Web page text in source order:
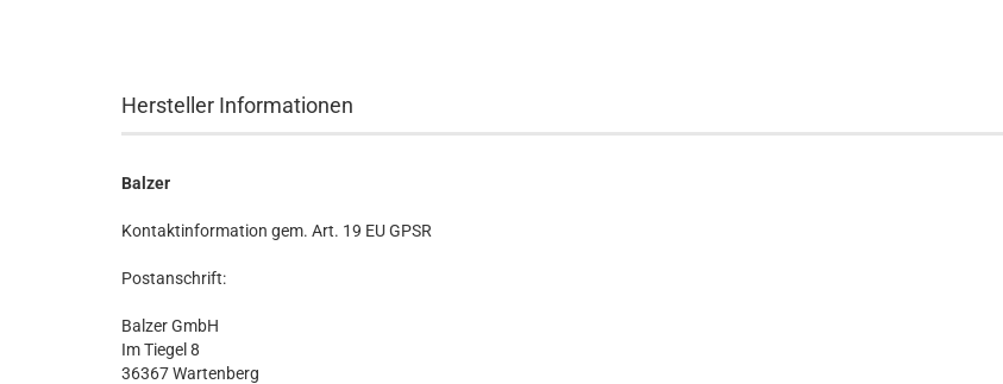
Hersteller Informationen
Balzer
Kontaktinformation gem. Art. 19 EU GPSR
Postanschrift:
Balzer GmbH
Im Tiegel 8
36367 Wartenberg